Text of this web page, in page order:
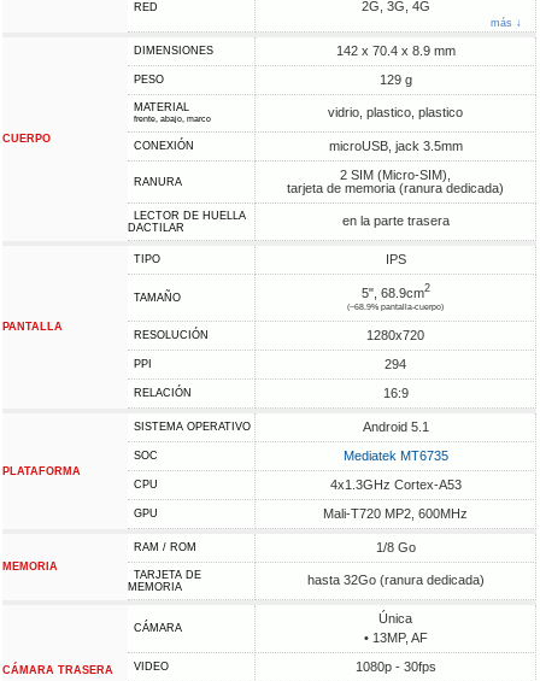
RED 2G, 3G, 4G
más ↓
CUERPO
DIMENSIONES 142 x 70.4 x 8.9 mm
PESO 129 g
MATERIAL
frente, abajo, marco vidrio, plastico, plastico
CONEXIÓN microUSB, jack 3.5mm
RANURA
2 SIM (Micro-SIM),
tarjeta de memoria (ranura dedicada)
LECTOR DE HUELLA
DACTILAR
en la parte trasera
PANTALLA
TIPO IPS
TAMAÑO 5", 68.9cm2
(~68.9% pantalla-cuerpo)
RESOLUCIÓN 1280x720
PPI 294
RELACIÓN 16:9
PLATAFORMA
SISTEMA OPERATIVO Android 5.1
SOC Mediatek MT6735
CPU 4x1.3GHz Cortex-A53
GPU Mali-T720 MP2, 600MHz
MEMORIA
RAM / ROM 1/8 Go
TARJETA DE
MEMORIA
hasta 32Go (ranura dedicada)
CÁMARA TRASERA
CÁMARA
Única
• 13MP, AF
VIDEO 1080p - 30fps